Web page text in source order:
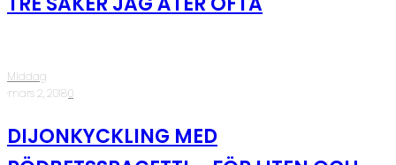
Middag
·mars 2, 2018·0
DIJONKYCKLING MED